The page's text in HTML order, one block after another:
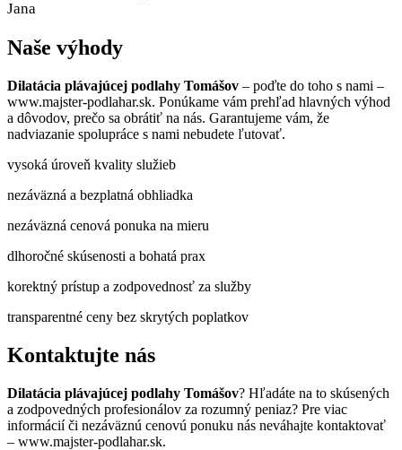
Jana
Naše výhody
Dilatácia plávajúcej podlahy Tomášov – poďte do toho s nami –
www.majster-podlahar.sk. Ponúkame vám prehľad hlavných výhod
a dôvodov, prečo sa obrátiť na nás. Garantujeme vám, že
nadviazanie spolupráce s nami nebudete ľutovať.
vysoká úroveň kvality služieb
nezáväzná a bezplatná obhliadka
nezáväzná cenová ponuka na mieru
dlhoročné skúsenosti a bohatá prax
korektný prístup a zodpovednosť za služby
transparentné ceny bez skrytých poplatkov
Kontaktujte nás
Dilatácia plávajúcej podlahy Tomášov? Hľadáte na to skúsených
a zodpovedných profesionálov za rozumný peniaz? Pre viac
informácií či nezáväznú cenovú ponuku nás neváhajte kontaktovať
– www.majster-podlahar.sk.